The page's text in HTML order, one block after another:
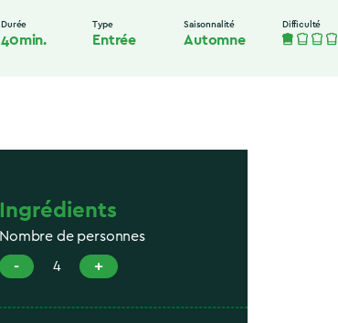
Durée
40min.
Type
Entrée
Saisonnalité
Automne
Difficulté
Ingrédients
Nombre de personnes
- 4 +